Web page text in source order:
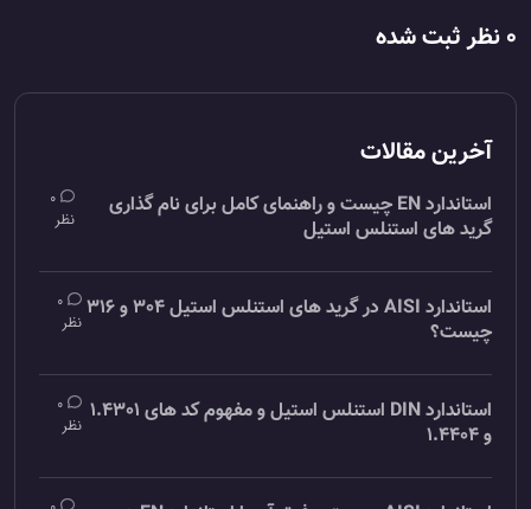
0 نظر ثبت شده
آخرین مقالات
استاندارد EN چیست و راهنمای کامل برای نام گذاری
گرید های استنلس استیل
0
نظر
استاندارد AISI در گرید های استنلس استیل 304 و 316
چیست؟
0
نظر
استاندارد DIN استنلس استیل و مفهوم کد های 1.4301
و 1.4404
0
نظر